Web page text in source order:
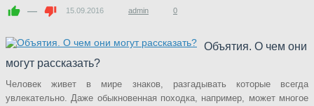
— 15.09.2016 admin 0
Объятия. О чем они
могут рассказать?
Человек живет в мире знаков, разгадывать которые всегда
увлекательно. Даже обыкновенная походка, например, может многое